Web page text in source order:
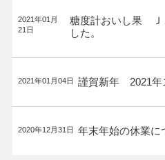
2021年01月
21日
糖度計おいし果 Ｊ
した。
2021年01月04日 謹賀新年 2021年
2020年12月31日 年末年始の休業に